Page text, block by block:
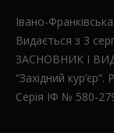
Івано-
Видається з 3
ЗАСНОВНИК І
“Західний
Серія ІФ № 580-